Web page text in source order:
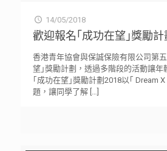
14/05/2018
歡迎報名｢成功在望｣獎勵計
香港青年協會與保誠保險有限公司第
望｣獎勵計劃，透過多階段的活動讓年
｢成功在望｣獎勵計劃2018以｢ Dream X
題，讓同學了解[…]